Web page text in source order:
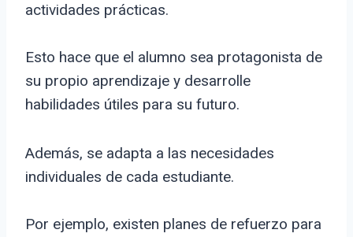
actividades prácticas.
Esto hace que el alumno sea protagonista de
su propio aprendizaje y desarrolle
habilidades útiles para su futuro.
Además, se adapta a las necesidades
individuales de cada estudiante.
Por ejemplo, existen planes de refuerzo para